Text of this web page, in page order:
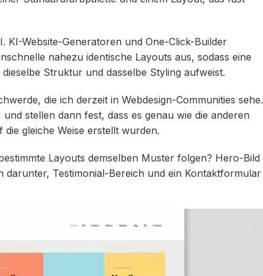
KI-Website-Generatoren und One-Click-Builder
nahezu identische Layouts aus, sodass eine
Struktur und dasselbe Styling aufweist.
die ich derzeit in Webdesign-Communities sehe.
stellen dann fest, dass es genau wie die anderen
die gleiche Weise erstellt wurden.
Layouts demselben Muster folgen? Hero-Bild
darunter, Testimonial-Bereich und ein Kontaktformular